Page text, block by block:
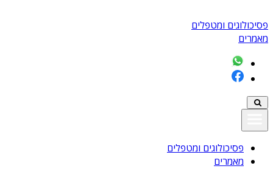
פסיכולוגים ומטפלים
מאמרים
פסיכולוגים ומטפלים
מאמרים